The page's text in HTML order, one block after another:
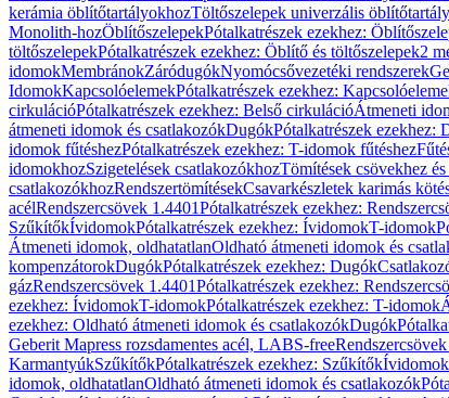
kerámia öblítőtartályokhozTöltőszelepek univerzális
Monolith-hozÖblítőszelepekPótalkatrészek ezekhez:
töltőszelepekPótalkatrészek ezekhez: Öblítő és töltőszelepek2
idomokMembránokZáródugókNyomócsővezetéki rendszerek
IdomokKapcsolóelemekPótalkatrészek ezekhez:
cirkulációPótalkatrészek ezekhez: Belső cirkulációÁtmeneti
átmeneti idomok és csatlakozókDugókPótalkatrészek ezekhez:
idomok fűtéshezPótalkatrészek ezekhez: T-idomok fűtéshez
idomokhozSzigetelések csatlakozókhozTömítések csövekhez
csatlakozókhozRendszertömítésekCsavarkészletek karimás
acélRendszercsövek 1.4401Pótalkatrészek ezekhez:
SzűkítőkÍvidomokPótalkatrészek ezekhez: ÍvidomokT-idomok
Átmeneti idomok, oldhatatlanOldható átmeneti idomok és
kompenzátorokDugókPótalkatrészek ezekhez: Dugók
gázRendszercsövek 1.4401Pótalkatrészek ezekhez:
ezekhez: ÍvidomokT-idomokPótalkatrészek ezekhez: T-idomok
ezekhez: Oldható átmeneti idomok és csatlakozókDugók
Geberit Mapress rozsdamentes acél, LABS-free
KarmantyúkSzűkítőkPótalkatrészek ezekhez: SzűkítőkÍvidomok
idomok, oldhatatlanOldható átmeneti idomok és csatlakozók